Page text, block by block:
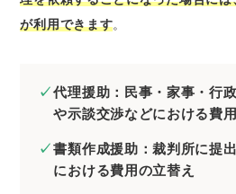
が利用できます。
代理援助：民事・家事・行
や示談交渉などにおける費
書類作成援助：裁判所に提
における費用の立替え